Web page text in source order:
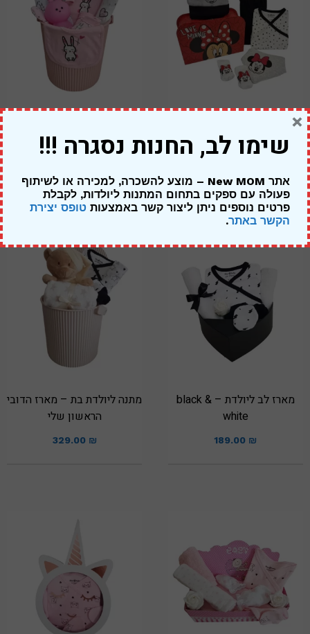
מתנה ליולדת בת – מיני מאוס
מזוודה אדומה
319.00 ₪
מארז לב ליולדת – black &
white
189.00 ₪
מתנה ליולדת בת – מארז הדובי
הראשון שלי
329.00 ₪
שימו לב, החנות נסגרה !!!
אתר New MOM – מוצע להשכרה, למכירה או לשיתוף
פעולה עם ספקים בתחום המתנות ליולדות, לקבלת
פרטים נוספים ניתן ליצור קשר באמצעות טופס יצירת
הקשר באתר.
×